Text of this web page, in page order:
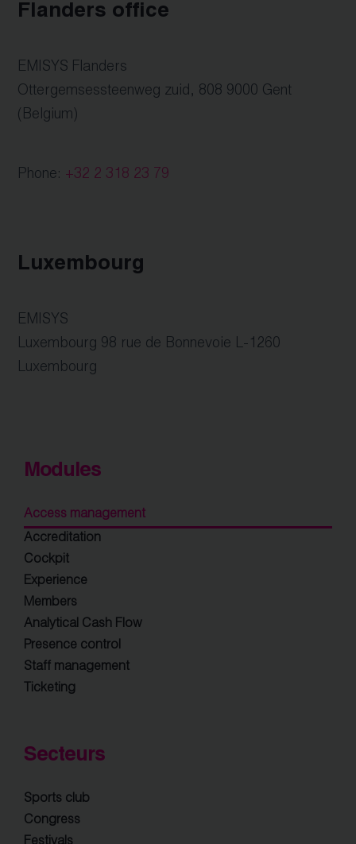
Flanders office
EMISYS Flanders
Ottergemsessteenweg zuid, 808 9000 Gent
(Belgium)
Phone: +32 2 318 23 79
Luxembourg
EMISYS
Luxembourg 98 rue de Bonnevoie L-1260
Luxembourg
Modules
Access management
Accreditation
Cockpit
Experience
Members
Analytical Cash Flow
Presence control
Staff management
Ticketing
Secteurs
Sports club
Congress